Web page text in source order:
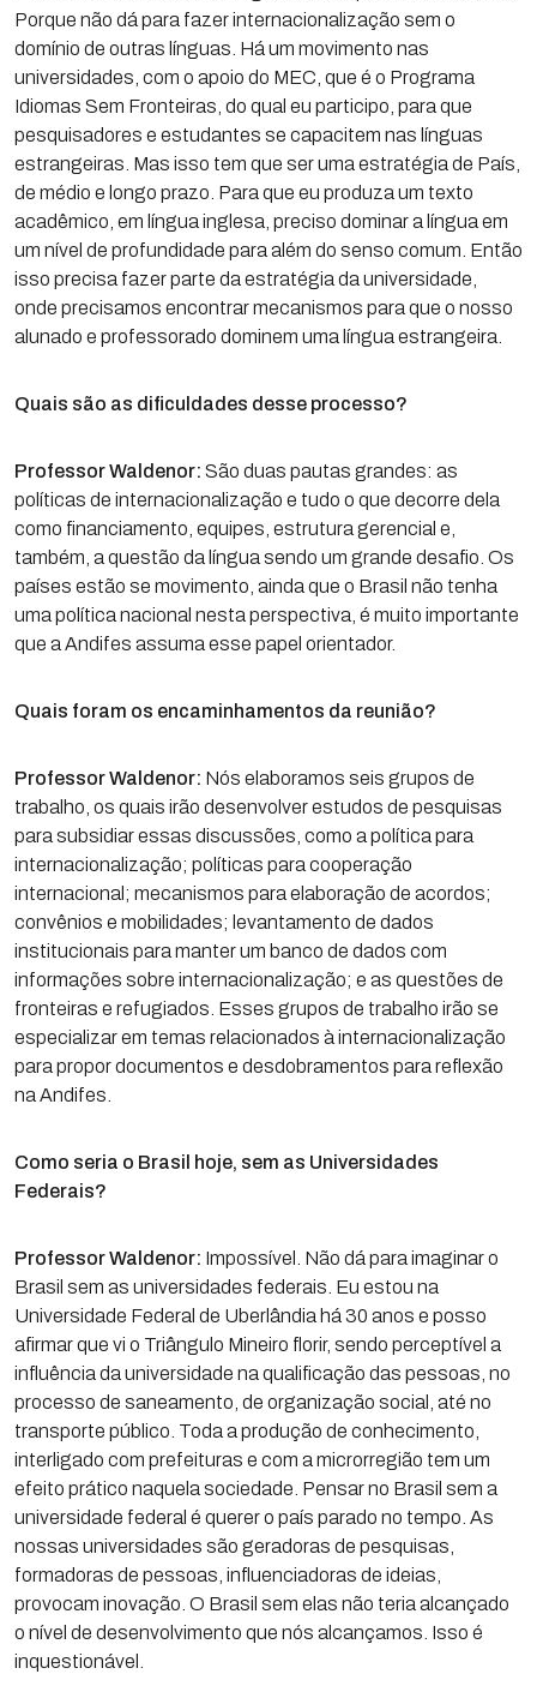
Porque não dá para fazer internacionalização sem o
domínio de outras línguas. Há um movimento nas
universidades, com o apoio do MEC, que é o Programa
Idiomas Sem Fronteiras, do qual eu participo, para que
pesquisadores e estudantes se capacitem nas línguas
estrangeiras. Mas isso tem que ser uma estratégia de País,
de médio e longo prazo. Para que eu produza um texto
acadêmico, em língua inglesa, preciso dominar a língua em
um nível de profundidade para além do senso comum. Então
isso precisa fazer parte da estratégia da universidade,
onde precisamos encontrar mecanismos para que o nosso
alunado e professorado dominem uma língua estrangeira.
Quais são as dificuldades desse processo?
Professor Waldenor: São duas pautas grandes: as
políticas de internacionalização e tudo o que decorre dela
como financiamento, equipes, estrutura gerencial e,
também, a questão da língua sendo um grande desafio. Os
países estão se movimento, ainda que o Brasil não tenha
uma política nacional nesta perspectiva, é muito importante
que a Andifes assuma esse papel orientador.
Quais foram os encaminhamentos da reunião?
Professor Waldenor: Nós elaboramos seis grupos de
trabalho, os quais irão desenvolver estudos de pesquisas
para subsidiar essas discussões, como a política para
internacionalização; políticas para cooperação
internacional; mecanismos para elaboração de acordos;
convênios e mobilidades; levantamento de dados
institucionais para manter um banco de dados com
informações sobre internacionalização; e as questões de
fronteiras e refugiados. Esses grupos de trabalho irão se
especializar em temas relacionados à internacionalização
para propor documentos e desdobramentos para reflexão
na Andifes.
Como seria o Brasil hoje, sem as Universidades
Federais?
Professor Waldenor: Impossível. Não dá para imaginar o
Brasil sem as universidades federais. Eu estou na
Universidade Federal de Uberlândia há 30 anos e posso
afirmar que vi o Triângulo Mineiro florir, sendo perceptível a
influência da universidade na qualificação das pessoas, no
processo de saneamento, de organização social, até no
transporte público. Toda a produção de conhecimento,
interligado com prefeituras e com a microrregião tem um
efeito prático naquela sociedade. Pensar no Brasil sem a
universidade federal é querer o país parado no tempo. As
nossas universidades são geradoras de pesquisas,
formadoras de pessoas, influenciadoras de ideias,
provocam inovação. O Brasil sem elas não teria alcançado
o nível de desenvolvimento que nós alcançamos. Isso é
inquestionável.